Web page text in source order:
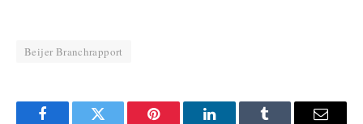
Beijer Branchrapport